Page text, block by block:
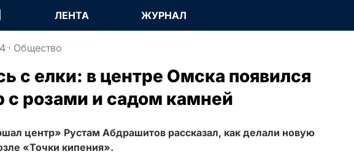
ЛЕНТА ЖУРНАЛ
· Общество
с елки: в центре Омска появился
с розами и садом камней
центр» Рустам Абдрашитов рассказал, как делали новую
«Точки кипения».